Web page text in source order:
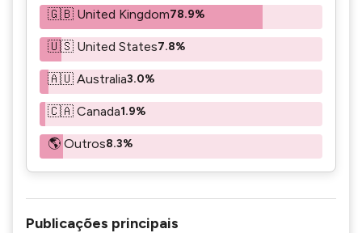
🇬🇧 United Kingdom78.9%
🇺🇸 United States7.8%
🇦🇺 Australia3.0%
🇨🇦 Canada1.9%
🌎 Outros8.3%
Publicações principais